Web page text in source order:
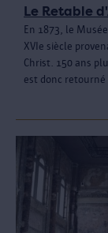
Le Retable
En 1873, le
XVIe siècle
Christ. 150 ans
est donc retourné